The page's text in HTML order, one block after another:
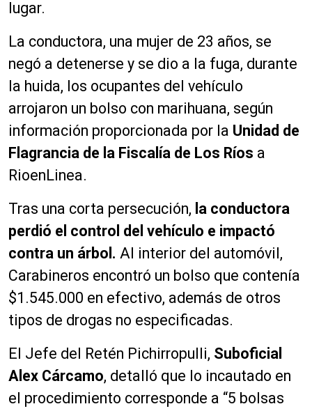
lugar.
La conductora, una mujer de 23 años, se
negó a detenerse y se dio a la fuga, durante
la huida, los ocupantes del vehículo
arrojaron un bolso con marihuana, según
información proporcionada por la Unidad de
Flagrancia de la Fiscalía de Los Ríos a
RioenLinea.
Tras una corta persecución, la conductora
perdió el control del vehículo e impactó
contra un árbol. Al interior del automóvil,
Carabineros encontró un bolso que contenía
$1.545.000 en efectivo, además de otros
tipos de drogas no especificadas.
El Jefe del Retén Pichirropulli, Suboficial
Alex Cárcamo, detalló que lo incautado en
el procedimiento corresponde a “5 bolsas